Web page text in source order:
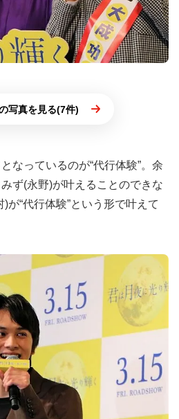
写真を見る(7件)
なっているのが“代行体験”。余
ず(永野)が叶えることのできな
が“代行体験”という形で叶えて